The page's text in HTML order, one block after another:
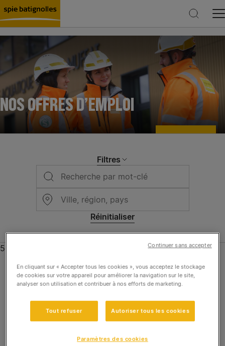
Rechercher
NOS OFFRES D’EMPLOI
Filtres
Réinitialiser
Expertises
Construction Ile de France
Construction Régions
56 offres
Contrat d'alternance (pro, apprentissage) Nanterre
Ingénieur d’affaires / Etudes de prix
(alternance) – H/F
Génie Civil et Fondations
En cliquant sur « Accepter tous les cookies », vous acceptez le stockage
de cookies sur votre appareil pour améliorer la navigation sur le site,
analyser son utilisation et contribuer à nos efforts de marketing.
Tout refuser Autoriser tous les cookies
Paramètres des cookies
Continuer sans accepter